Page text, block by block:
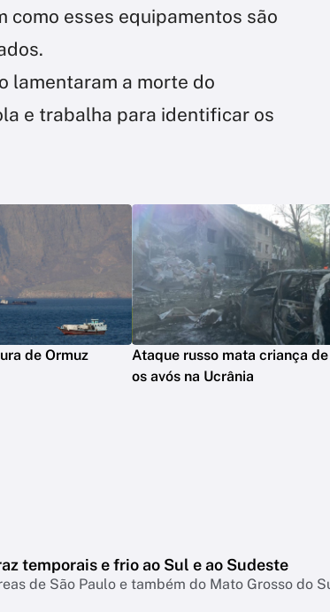
esses equipamentos são
lamentaram a morte do
e trabalha para identificar os
de Ormuz
Ataque russo mata criança
os avós na Ucrânia
temporais e frio ao Sul e ao Sudeste
de São Paulo e também do Mato Grosso do